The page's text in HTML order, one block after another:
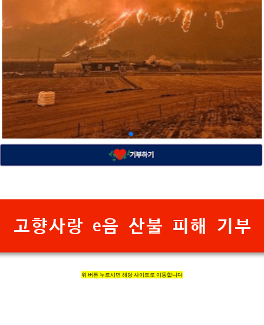
고향사랑 e음 산불 피해 기부
위 버튼 누르시면 해당 사이트로 이동합니다